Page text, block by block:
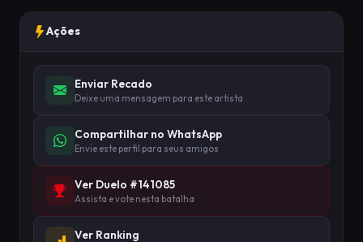
Ações
Enviar Recado
Deixe uma mensagem para este artista
Compartilhar no WhatsApp
Envie este perfil para seus amigos
Ver Duelo #141085
Assista e vote nesta batalha
Ver Ranking